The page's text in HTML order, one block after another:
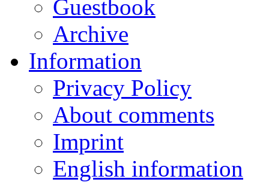
Guestbook
Archive
Information
Privacy Policy
About comments
Imprint
English information